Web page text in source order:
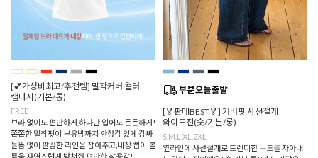
[💕가성비최고/추천템] 밀착커버 컬러
캡나시(기본/롱)
FREE
브라 없이도 편안하게,하나만 입어도 든든하게!
쫀쫀한 밀착핏이 부유방까지 안정감 있게 감싸
들뜸 없이 깔끔한 라인을 잡아주고,내장 캡이 볼
륨을 자연스럽게 받쳐줘 편안한 착용감!
[🏅판매BEST🏅] 커버핏 사선절개
와이드진(숏/기본/롱)
S,M,L,XL,2XL
옆라인에 사선절개로 트렌디한 무드를 자아내